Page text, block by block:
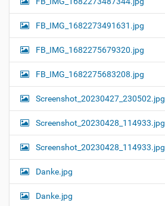
FB_IMG_1682273491631.jpg
FB_IMG_1682275679320.jpg
FB_IMG_1682275683208.jpg
Screenshot_20230427_230502.jpg
Screenshot_20230428_114933.jpg
Screenshot_20230428_114933.jpg
Danke.jpg
Danke.jpg